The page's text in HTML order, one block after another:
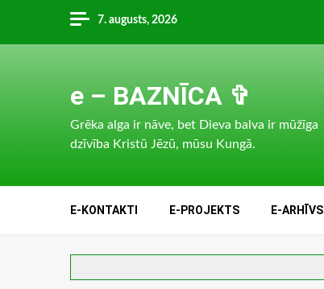
content
7. augusts, 2026
e – BAZNĪCA ✞
Grēka alga ir nāve, bet Dieva balva ir mūžīga
dzīvība Kristū Jēzū, mūsu Kungā.
E-KONTAKTI E-PROJEKTS E-ARHĪVS